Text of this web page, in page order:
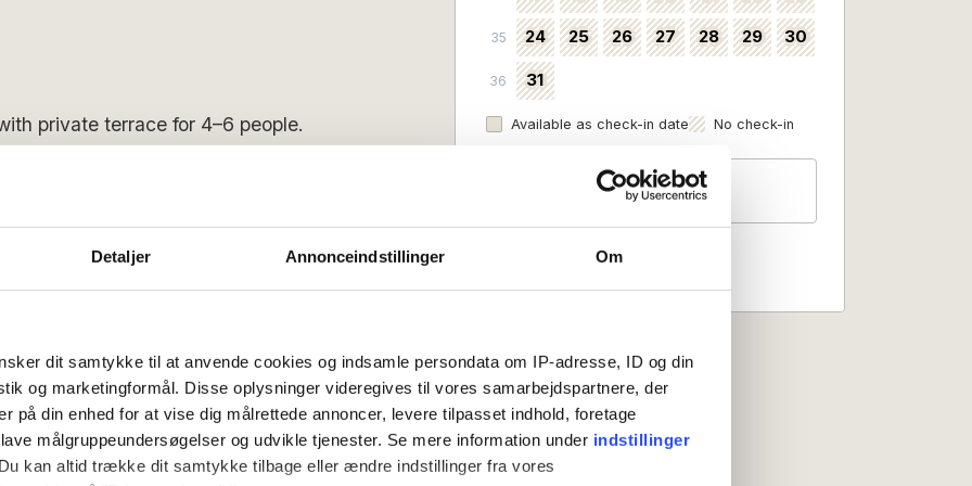
Detaljer Annonceindstillinger Om
dit samtykke til at anvende cookies og indsamle persondata om IP-adresse, ID og din
og marketingformål. Disse oplysninger videregives til vores samarbejdspartnere, der
på din enhed for at vise dig målrettede annoncer, levere tilpasset indhold, foretage
målgruppeundersøgelser og udvikle tjenester. Se mere information under indstillinger
kan altid trække dit samtykke tilbage eller ændre indstillinger fra vores
private terrace for 4–6 people.
apartment in the heart of Svaneke.
laid out as follows:
kitchen, which leads on to the
area is furnished with TV, chairs, and a
and a small glimpse of the sea.
bathroom with shower and
with fig trees, palms, and
Bedrooms: 2
bed:
4 pm Check out (latest): 10 am
35 24 25 26 27 28 29 30
36 31
Available as check-in date No check-in